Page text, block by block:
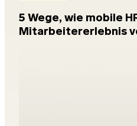
5 Wege, wie mobile
Mitarbeitererlebnis